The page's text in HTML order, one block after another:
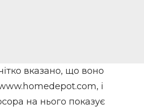
вказано, що воно
і
на нього показує